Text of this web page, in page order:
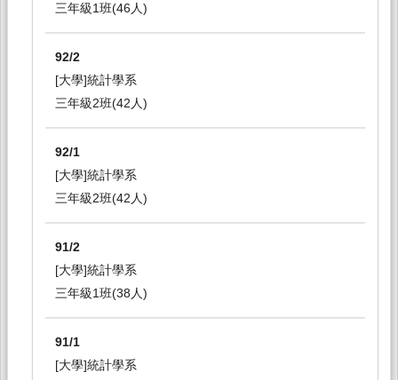
三年級1班(46人)
92/2
[大學]統計學系
三年級2班(42人)
92/1
[大學]統計學系
三年級2班(42人)
91/2
[大學]統計學系
三年級1班(38人)
91/1
[大學]統計學系